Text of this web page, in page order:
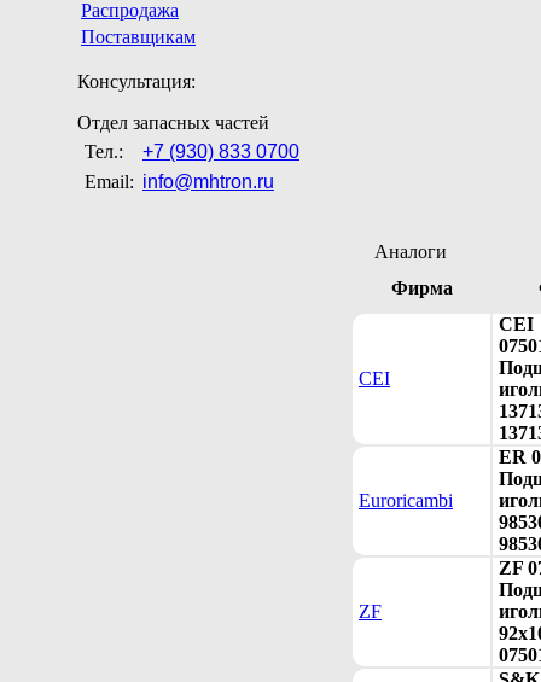
Распродажа
Поставщикам
Консультация:
Отдел запасных частей
Тел.:
+7 (930) 833 0700
Email: info@mhtron.ru
Аналоги
Фирма
CEI
CEI
Euroricambi
ER
ZF
ZF